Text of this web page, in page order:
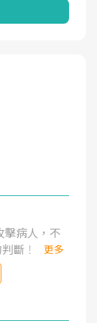
擊病人，不
斷！
更多